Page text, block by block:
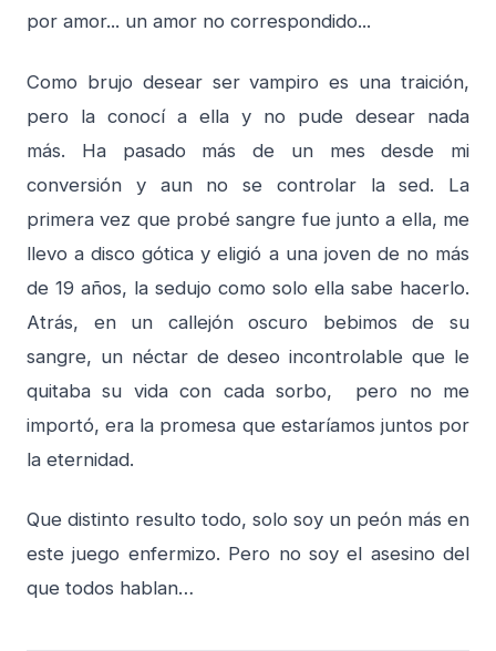
por amor... un amor no correspondido...
Como brujo desear ser vampiro es una traición,
pero la conocí a ella y no pude desear nada
más. Ha pasado más de un mes desde mi
conversión y aun no se controlar la sed. La
primera vez que probé sangre fue junto a ella, me
llevo a disco gótica y eligió a una joven de no más
de 19 años, la sedujo como solo ella sabe hacerlo.
Atrás, en un callejón oscuro bebimos de su
sangre, un néctar de deseo incontrolable que le
quitaba su vida con cada sorbo, pero no me
importó, era la promesa que estaríamos juntos por
la eternidad.
Que distinto resulto todo, solo soy un peón más en
este juego enfermizo. Pero no soy el asesino del
que todos hablan…